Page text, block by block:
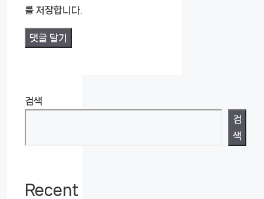
를 저장합니다.
검색
검
색
Recent